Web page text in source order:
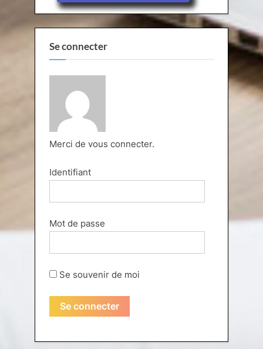
Se connecter
Merci de vous connecter.
Identifiant
Mot de passe
Se souvenir de moi